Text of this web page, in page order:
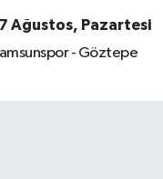
Ağustos, Pazartesi
- Göztepe